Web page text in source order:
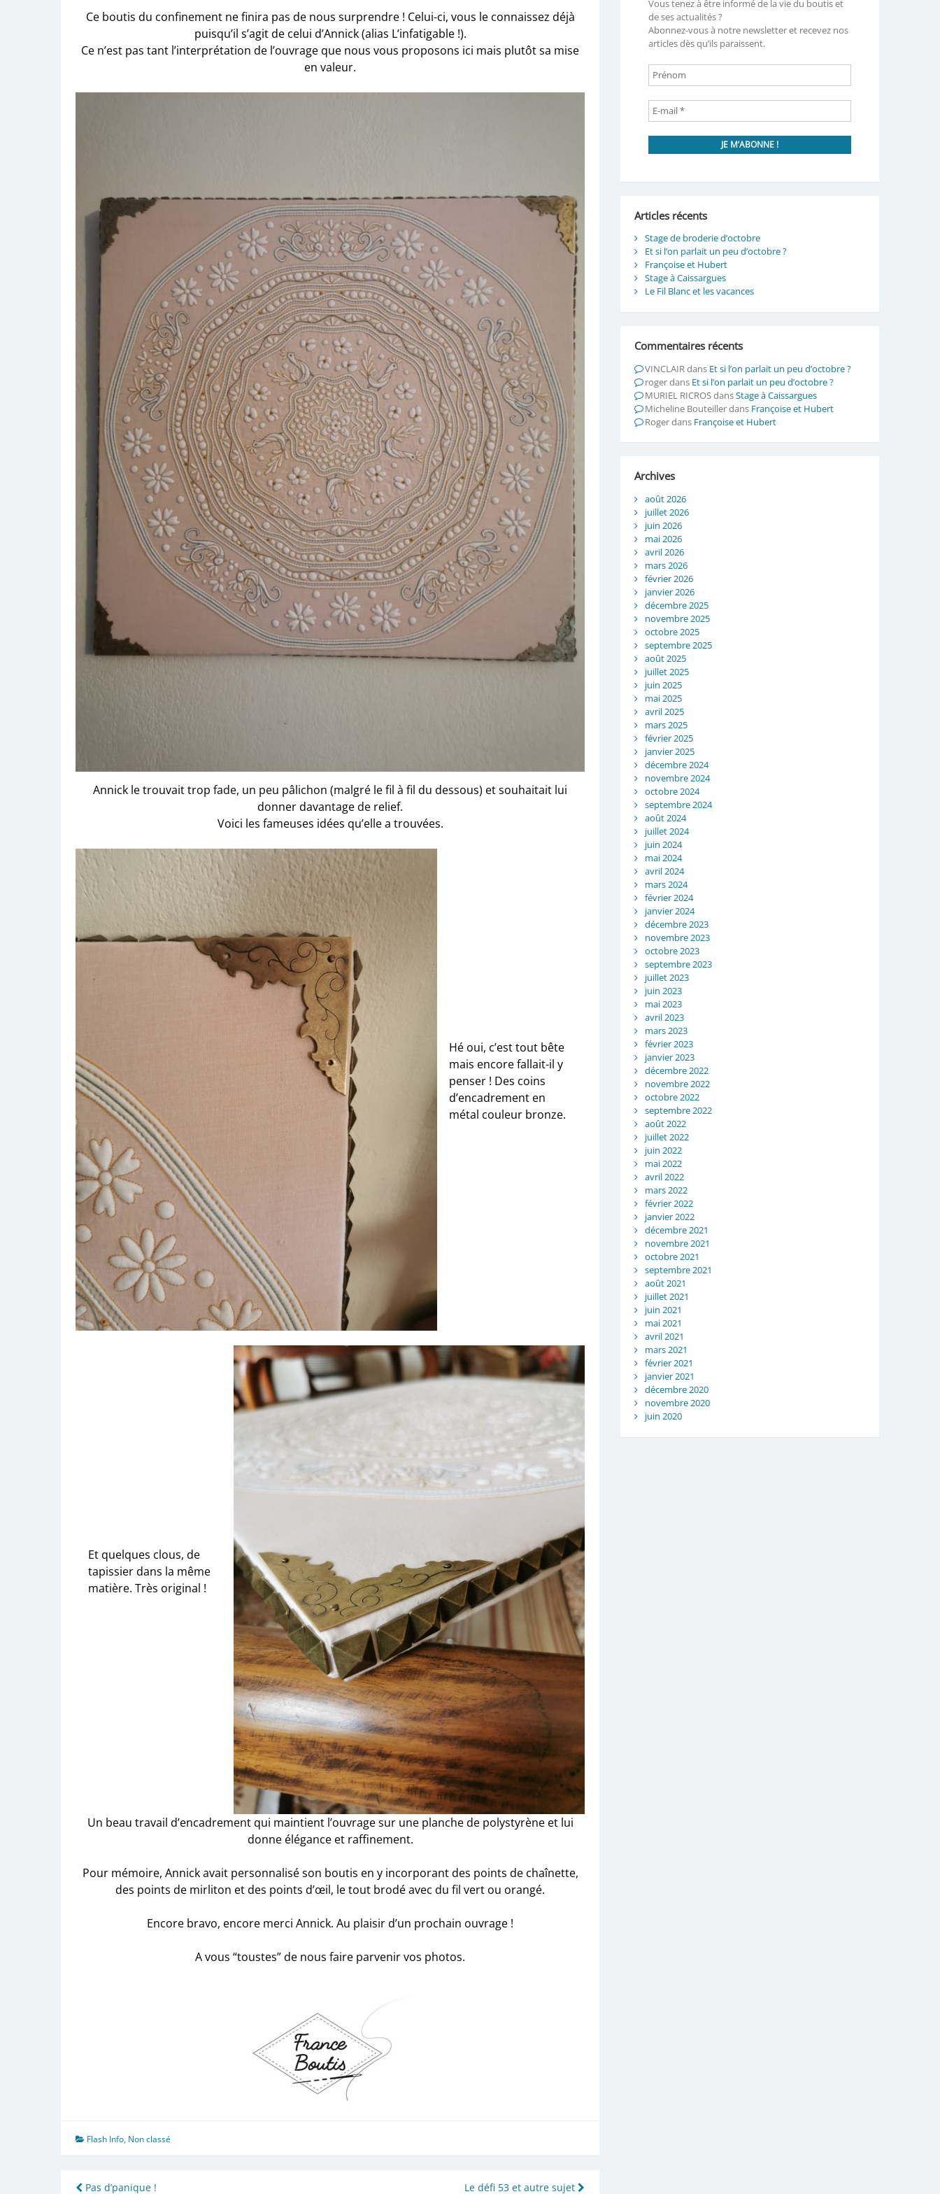
Ce boutis du confinement ne finira pas de nous surprendre ! Celui-ci, vous le connaissez déjà
puisqu’il s’agit de celui d’Annick (alias L’infatigable !).
Ce n’est pas tant l’interprétation de l’ouvrage que nous vous proposons ici mais plutôt sa mise
en valeur.
Annick le trouvait trop fade, un peu pâlichon (malgré le fil à fil du dessous) et souhaitait lui
donner davantage de relief.
Voici les fameuses idées qu’elle a trouvées.
Hé oui, c’est tout bête
mais encore fallait-il y
penser ! Des coins
d’encadrement en
métal couleur bronze.
Et quelques clous, de
tapissier dans la même
matière. Très original !
Un beau travail d’encadrement qui maintient l’ouvrage sur une planche de polystyrène et lui
donne élégance et raffinement.
Pour mémoire, Annick avait personnalisé son boutis en y incorporant des points de chaînette,
des points de mirliton et des points d’œil, le tout brodé avec du fil vert ou orangé.
Encore bravo, encore merci Annick. Au plaisir d’un prochain ouvrage !
A vous “toustes” de nous faire parvenir vos photos.
Flash Info, Non classé
Pas d’panique ! Le défi 53 et autre sujet
Vous tenez à être informé de la vie du boutis et
de ses actualités ?
Abonnez-vous à notre newsletter et recevez nos
articles dès qu’ils paraissent.
Articles récents
Stage de broderie d’octobre
Et si l’on parlait un peu d’octobre ?
Françoise et Hubert
Stage à Caissargues
Le Fil Blanc et les vacances
Commentaires récents
VINCLAIR dans Et si l’on parlait un peu d’octobre ?
rogerdans Et si l’on parlait un peu d’octobre ?
MURIEL RICROSdansStage à Caissargues
Micheline Bouteillerdans Françoise et Hubert
Rogerdans Françoise et Hubert
Archives
août 2026
juillet 2026
juin 2026
mai 2026
avril 2026
mars 2026
février 2026
janvier 2026
décembre 2025
novembre 2025
octobre 2025
septembre 2025
août 2025
juillet 2025
juin 2025
mai 2025
avril 2025
mars 2025
février 2025
janvier 2025
décembre 2024
novembre 2024
octobre 2024
septembre 2024
août 2024
juillet 2024
juin 2024
mai 2024
avril 2024
mars 2024
février 2024
janvier 2024
décembre 2023
novembre 2023
octobre 2023
septembre 2023
juillet 2023
juin 2023
mai 2023
avril 2023
mars 2023
février 2023
janvier 2023
décembre 2022
novembre 2022
octobre 2022
septembre 2022
août 2022
juillet 2022
juin 2022
mai 2022
avril 2022
mars 2022
février 2022
janvier 2022
décembre 2021
novembre 2021
octobre 2021
septembre 2021
août 2021
juillet 2021
juin 2021
mai 2021
avril 2021
mars 2021
février 2021
janvier 2021
décembre 2020
novembre 2020
juin 2020